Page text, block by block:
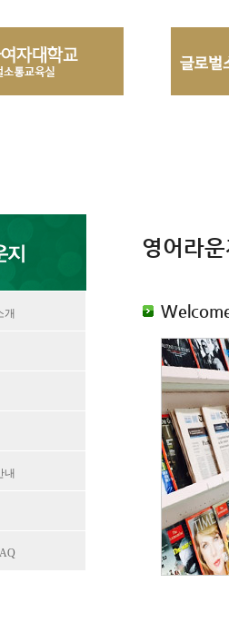
개
내
영어라